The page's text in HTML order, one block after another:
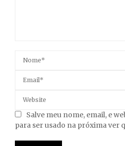
Salve meu nome, email, e
para ser usado na próxima ver